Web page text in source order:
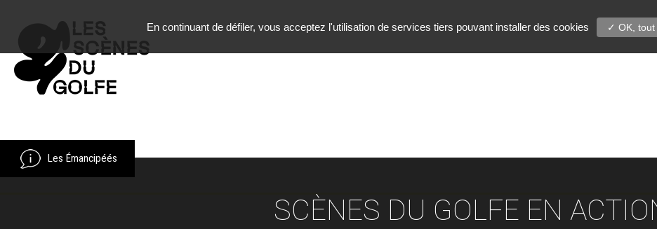
Les Émancipéés
SCÈNES DU GOLFE EN
En continuant de défiler, vous acceptez l'utilisation de services tiers pouvant installer des cookies ✓ OK,